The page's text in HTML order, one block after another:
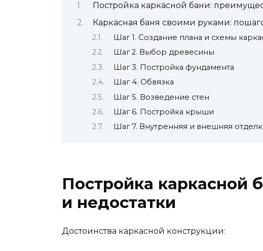
Постройка каркасной бани:
Каркасная баня своими руками:
Шаг 1. Создание плана и схемы
Шаг 2. Выбор древесины
Шаг 3. Постройка фундамента
Шаг 4. Обвязка
Шаг 5. Возведение стен
Шаг 6. Постройка крыши
Шаг 7. Внутренняя и внешняя
Постройка каркасной
и недостатки
Достоинства каркасной конструкции: